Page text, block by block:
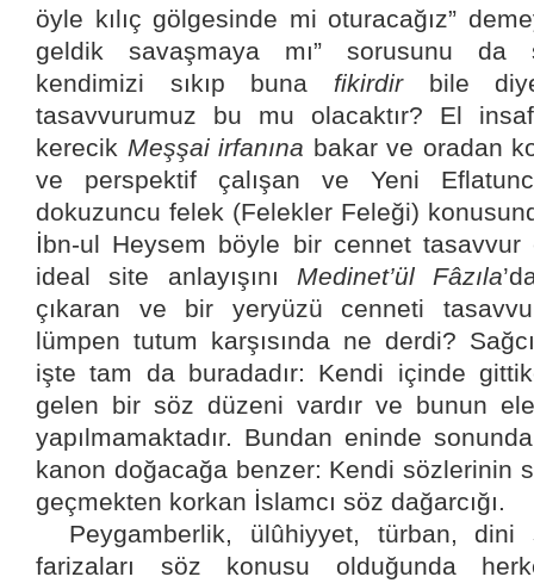
öyle kılıç gölgesinde mi oturacağız”
geldik savaşmaya mı” sorusunu da
kendimizi sıkıp buna fikirdirbile
tasavvurumuz bu mu olacaktır? El
kerecik Meşşai irfanına bakar ve oradan
ve perspektif çalışan ve Yeni
dokuzuncu felek (Felekler Feleği)
İbn-ul Heysem böyle bir cennet tasavvur
ideal site anlayışını Medinet’ül Fâzıla
çıkaran ve bir yeryüzü cenneti
lümpen tutum karşısında ne derdi?
işte tam da buradadır: Kendi içinde
gelen bir söz düzeni vardır ve bunun
yapılmamaktadır. Bundan eninde
kanon doğacağa benzer: Kendi sözlerinin
geçmekten korkan İslamcı söz dağarcığı.
Peygamberlik, ülûhiyyet, türban,
farizaları söz konusu olduğunda